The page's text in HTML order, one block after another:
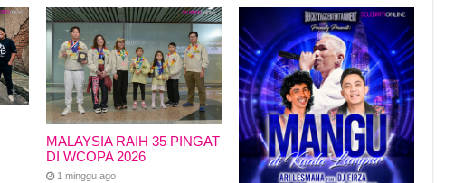
MALAYSIA RAIH 35 PINGAT
DI WCOPA 2026
1 minggu ago